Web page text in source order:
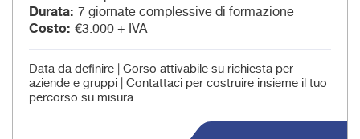
Durata 7 giornate complessive di formazione
Costo €3.000 + IVA
Data da definire | Corso attivabile su richiesta per
aziende e gruppi | Contattaci per costruire insieme il tuo
percorso su misura.